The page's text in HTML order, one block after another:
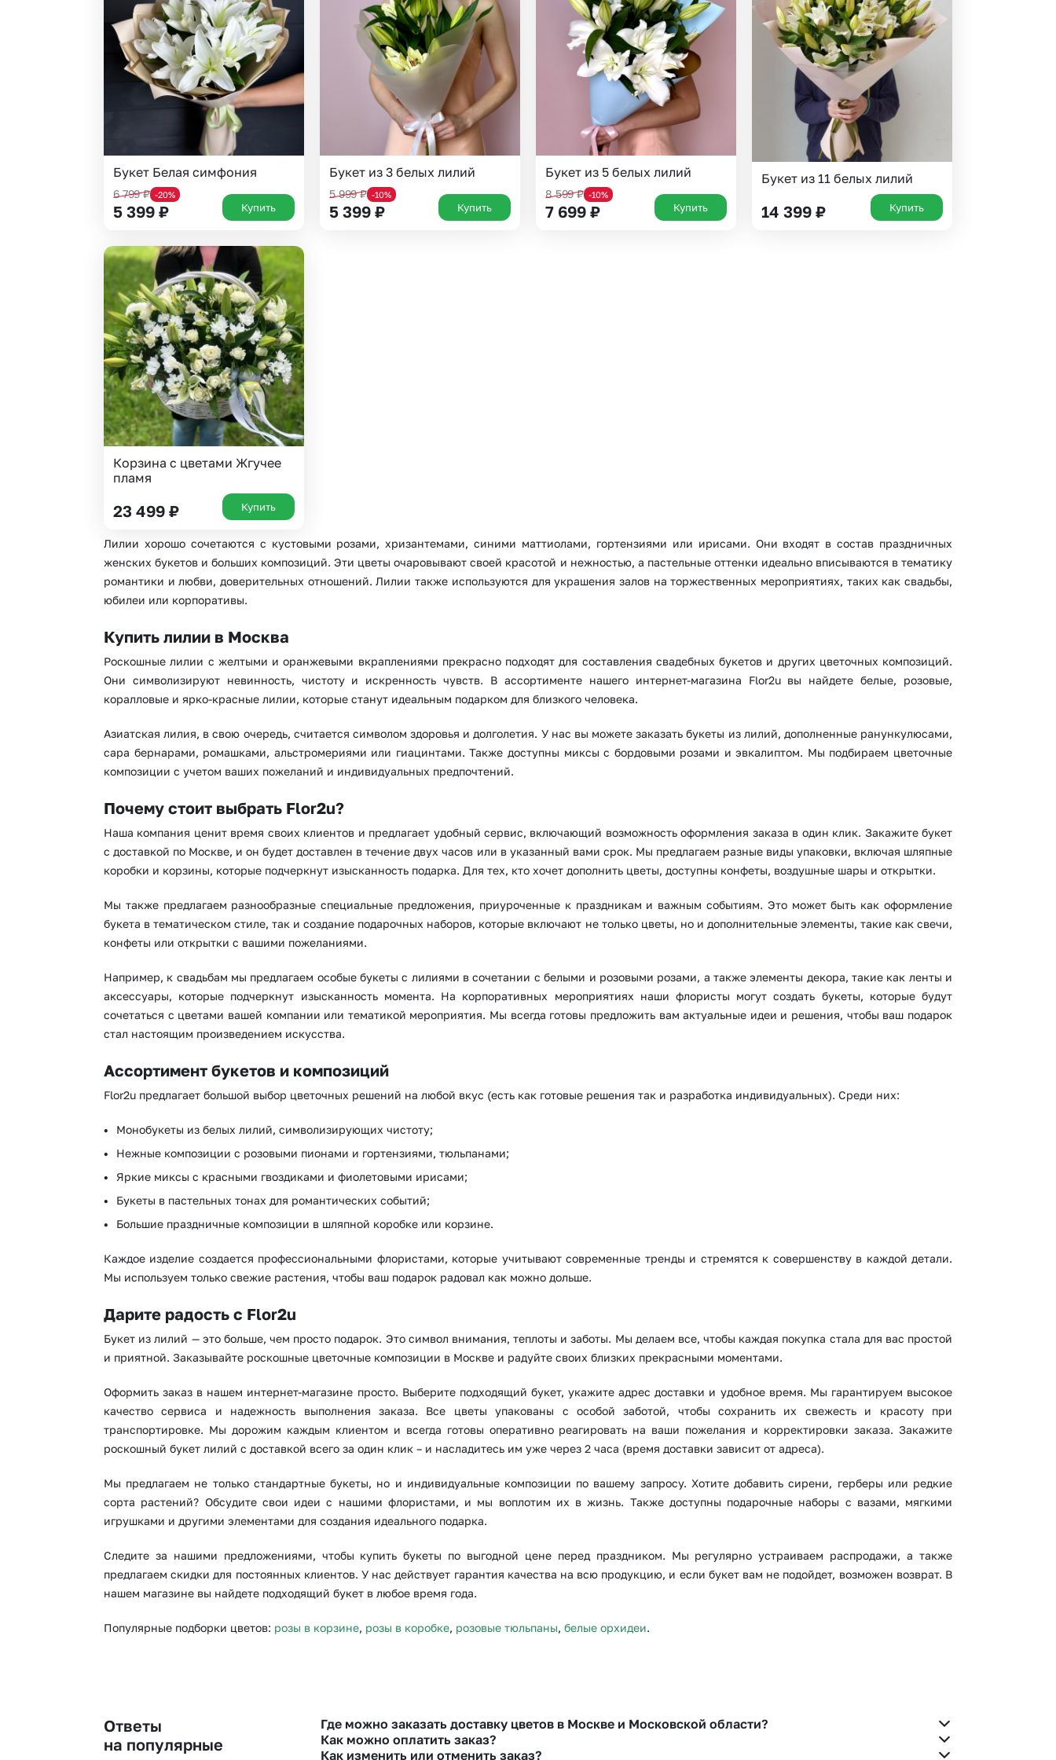
Гвоздики
Гипсофила
Гортензии
Ирисы
Сухоцветы
Фрезия
Эустома
Insta букеты
Хиты продаж
До 10000 рублей
Черная пятница
Выбор покупателей
Все категории
Все получатели
Выберите город доставки
Или выберите из популярных
Нижний Новгород
Казань
Уфа
Челябинск
Новосибирск
Букет Белая симфония
6 799₽ -20%
5 399 ₽ Купить
Букет из 3 белых лилий
5 999₽ -10%
5 399 ₽ Купить
Букет из 5 белых лилий
8 599₽ -10%
7 699 ₽ Купить
Букет из 11 белых лилий
14 399 ₽ Купить
Корзина с цветами Жгучее
пламя
23 499 ₽ Купить
Лилии хорошо сочетаются с кустовыми розами, хризантемами, синими маттиолами, гортензиями или ирисами. Они входят в состав праздничных
женских букетов и больших композиций. Эти цветы очаровывают своей красотой и нежностью, а пастельные оттенки идеально вписываются в тематику
романтики и любви, доверительных отношений. Лилии также используются для украшения залов на торжественных мероприятиях, таких как свадьбы,
юбилеи или корпоративы.
Купить лилии в Москва
Роскошные лилии с желтыми и оранжевыми вкраплениями прекрасно подходят для составления свадебных букетов и других цветочных композиций.
Они символизируют невинность, чистоту и искренность чувств. В ассортименте нашего интернет-магазина Flor2u вы найдете белые, розовые,
коралловые и ярко-красные лилии, которые станут идеальным подарком для близкого человека.
Азиатская лилия, в свою очередь, считается символом здоровья и долголетия. У нас вы можете заказать букеты из лилий, дополненные ранункулюсами,
сара бернарами, ромашками, альстромериями или гиацинтами. Также доступны миксы с бордовыми розами и эвкалиптом. Мы подбираем цветочные
композиции с учетом ваших пожеланий и индивидуальных предпочтений.
Почему стоит выбрать Flor2u?
Наша компания ценит время своих клиентов и предлагает удобный сервис, включающий возможность оформления заказа в один клик. Закажите букет
с доставкой по Москве, и он будет доставлен в течение двух часов или в указанный вами срок. Мы предлагаем разные виды упаковки, включая шляпные
коробки и корзины, которые подчеркнут изысканность подарка. Для тех, кто хочет дополнить цветы, доступны конфеты, воздушные шары и открытки.
Мы также предлагаем разнообразные специальные предложения, приуроченные к праздникам и важным событиям. Это может быть как оформление
букета в тематическом стиле, так и создание подарочных наборов, которые включают не только цветы, но и дополнительные элементы, такие как свечи,
конфеты или открытки с вашими пожеланиями.
Например, к свадьбам мы предлагаем особые букеты с лилиями в сочетании с белыми и розовыми розами, а также элементы декора, такие как ленты и
аксессуары, которые подчеркнут изысканность момента. На корпоративных мероприятиях наши флористы могут создать букеты, которые будут
сочетаться с цветами вашей компании или тематикой мероприятия. Мы всегда готовы предложить вам актуальные идеи и решения, чтобы ваш подарок
стал настоящим произведением искусства.
Ассортимент букетов и композиций
Flor2u предлагает большой выбор цветочных решений на любой вкус (есть как готовые решения так и разработка индивидуальных). Среди них:
Монобукеты из белых лилий, символизирующих чистоту;
Нежные композиции с розовыми пионами и гортензиями, тюльпанами;
Яркие миксы с красными гвоздиками и фиолетовыми ирисами;
Букеты в пастельных тонах для романтических событий;
Большие праздничные композиции в шляпной коробке или корзине.
Каждое изделие создается профессиональными флористами, которые учитывают современные тренды и стремятся к совершенству в каждой детали.
Мы используем только свежие растения, чтобы ваш подарок радовал как можно дольше.
Дарите радость с Flor2u
Букет из лилий — это больше, чем просто подарок. Это символ внимания, теплоты и заботы. Мы делаем все, чтобы каждая покупка стала для вас простой
и приятной. Заказывайте роскошные цветочные композиции в Москве и радуйте своих близких прекрасными моментами.
Оформить заказ в нашем интернет-магазине просто. Выберите подходящий букет, укажите адрес доставки и удобное время. Мы гарантируем высокое
качество сервиса и надежность выполнения заказа. Все цветы упакованы с особой заботой, чтобы сохранить их свежесть и красоту при
транспортировке. Мы дорожим каждым клиентом и всегда готовы оперативно реагировать на ваши пожелания и корректировки заказа. Закажите
роскошный букет лилий с доставкой всего за один клик – и насладитесь им уже через 2 часа (время доставки зависит от адреса).
Мы предлагаем не только стандартные букеты, но и индивидуальные композиции по вашему запросу. Хотите добавить сирени, герберы или редкие
сорта растений? Обсудите свои идеи с нашими флористами, и мы воплотим их в жизнь. Также доступны подарочные наборы с вазами, мягкими
игрушками и другими элементами для создания идеального подарка.
Следите за нашими предложениями, чтобы купить букеты по выгодной цене перед праздником. Мы регулярно устраиваем распродажи, а также
предлагаем скидки для постоянных клиентов. У нас действует гарантия качества на всю продукцию, и если букет вам не подойдет, возможен возврат. В
нашем магазине вы найдете подходящий букет в любое время года.
Популярные подборки цветов: розы в корзине, розы в коробке, розовые тюльпаны, белые орхидеи.
Ответы
на популярные
Где можно заказать доставку цветов в Москве и Московской области?
Оформить доставку цветов можно в нашем приложении, на сайте flor2u.ru, по телефону горячей линии или в чате.
Как можно оплатить заказ?
Как изменить или отменить заказ?